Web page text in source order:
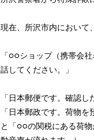
現在、所沢市内において
「○○ショップ（携帯会
話してください。」
「日本郵便です。確認し
「日本郵政です。荷物
と「○○の関税にある荷